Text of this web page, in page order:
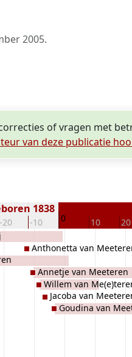
2005.
of vragen met
van deze publicatie
-20 -10 0 10 20
1838
Anthonetta van
Annetje van Meeteren
Willem van
Jacoba van
Goudina van